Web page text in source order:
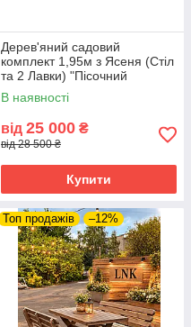
Дерев'яний садовий
комплект 1,95м з Ясеня (Стіл
та 2 Лавки) "Пісочний
годинник". Колір: Льняна олія
В наявності
від 25 000 ₴
від 28 500 ₴
Купити
Топ продажів –12%